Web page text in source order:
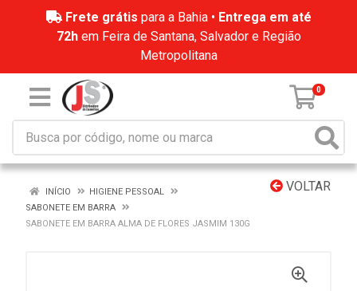
Frete grátis para a Bahia • Entrega em até
72hem Feira de Santana, Salvador e Região
Metropolitana
0
VOLTAR
INÍCIO
HIGIENE PESSOAL
SABONETE EM BARRA
SABONETE EM BARRA ALMA DE FLORES JASMIM 130G